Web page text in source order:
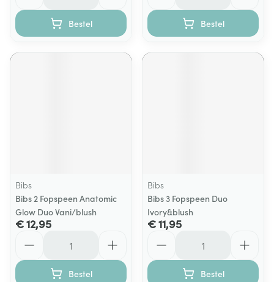
Bestel Bestel
Bibs
Bibs 2 Fopspeen Anatomic
Glow Duo Vani/blush
€ 12,95
Bestel
Bibs
Bibs 3 Fopspeen Duo
Ivory&blush
€ 11,95
Bestel